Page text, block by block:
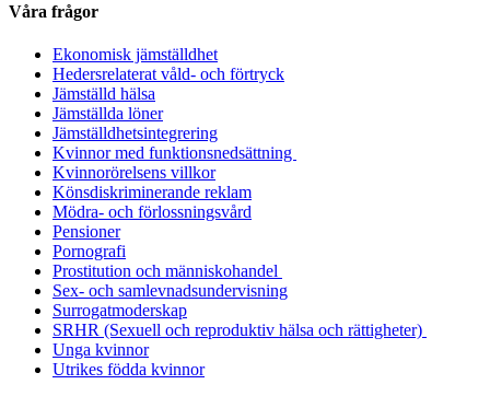
Våra frågor
Ekonomisk jämställdhet
Hedersrelaterat våld- och förtryck
Jämställd hälsa
Jämställda löner
Jämställdhetsintegrering
Kvinnor med funktionsnedsättning
Kvinnorörelsens villkor
Könsdiskriminerande reklam
Mödra- och förlossningsvård
Pensioner
Pornografi
Prostitution och människohandel
Sex- och samlevnadsundervisning
Surrogatmoderskap
SRHR (Sexuell och reproduktiv hälsa och rättigheter)
Unga kvinnor
Utrikes födda kvinnor